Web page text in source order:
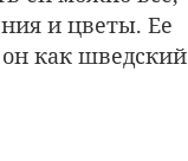
и цветы. Ее
как шведский